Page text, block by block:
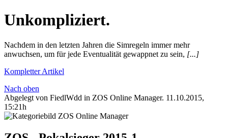
Unkompliziert.
Nachdem in den letzten Jahren die Simregeln immer mehr
anwuchsen, um für jede Eventualität gewappnet zu sein, [...]
Kompletter Artikel
Nach oben
Abgelegt von FiedlWdd in ZOS Online Manager. 11.10.2015,
15:21h